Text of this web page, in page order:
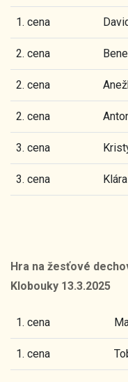
1. cena
2. cena
2. cena
2. cena
3. cena
3. cena
Hra na žesťové
Klobouky 13.3.2025
1. cena
1. cena